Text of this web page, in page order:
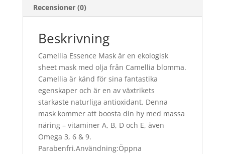
Recensioner (0)
Beskrivning
Camellia Essence Mask är en ekologisk
sheet mask med olja från Camellia blomma.
Camellia är känd för sina fantastika
egenskaper och är en av växtrikets
starkaste naturliga antioxidant. Denna
mask kommer att boosta din hy med massa
näring – vitaminer A, B, D och E, även
Omega 3, 6 & 9.
Parabenfri.Användning:Öppna